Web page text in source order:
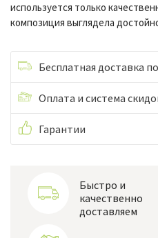
используется только
композиция выглядела
Бесплатная доставка
Оплата и система
Гарантии
Быстро и
качественно
доставляем